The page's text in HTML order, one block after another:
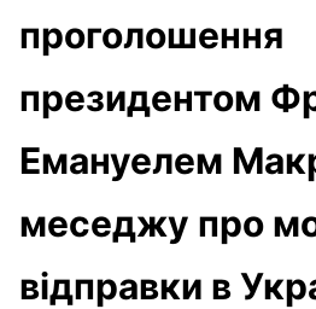
проголошення
президентом
Емануелем
меседжу про
відправки в